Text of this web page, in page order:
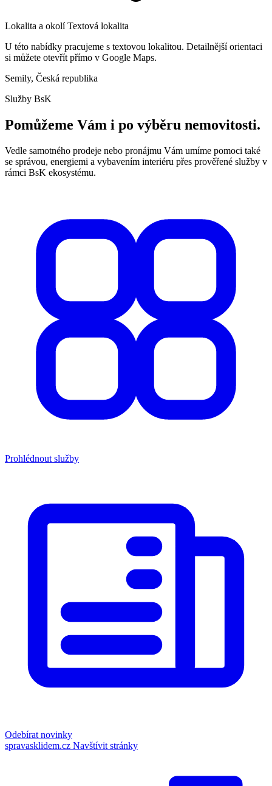
Lokalita a okolí Textová lokalita
U této nabídky pracujeme s textovou lokalitou. Detailnější orientaci
si můžete otevřít přímo v Google Maps.
Semily, Česká republika
Služby BsK
Pomůžeme Vám i po výběru nemovitosti.
Vedle samotného prodeje nebo pronájmu Vám umíme pomoci také
se správou, energiemi a vybavením interiéru přes prověřené služby v
rámci BsK ekosystému.
Prohlédnout služby
Odebírat novinky
spravasklidem.cz Navštívit stránky